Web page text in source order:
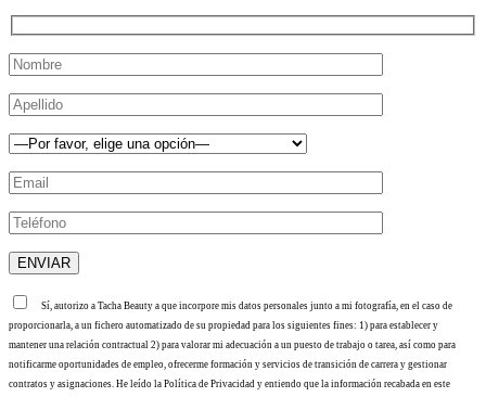
Sí, autorizo a Tacha Beauty a que incorpore mis datos personales junto a mi fotografía, en el caso de
proporcionarla, a un fichero automatizado de su propiedad para los siguientes fines: 1) para establecer y
mantener una relación contractual 2) para valorar mi adecuación a un puesto de trabajo o tarea, así como para
notificarme oportunidades de empleo, ofrecerme formación y servicios de transición de carrera y gestionar
contratos y asignaciones. He leído la Política de Privacidad y entiendo que la información recabada en este